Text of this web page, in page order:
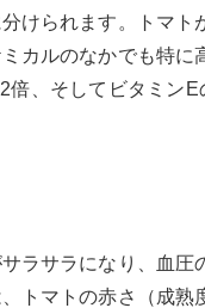
けられます。トマト
カルのなかでも特に
、そしてビタミンE
ラサラになり、血圧
トマトの赤さ（成熟